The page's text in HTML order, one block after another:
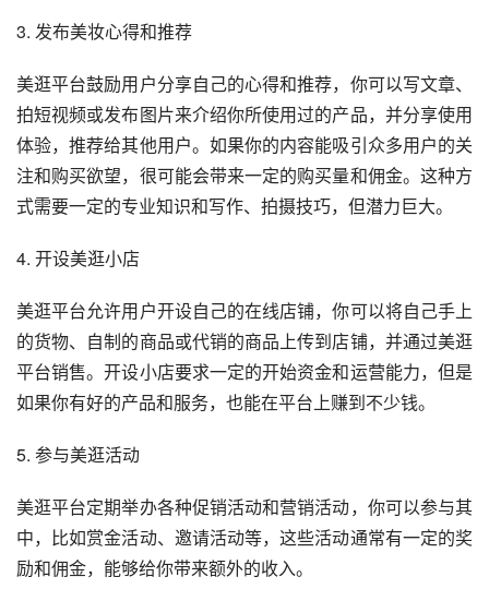
3. 发布美妆心得和推荐
美逛平台鼓励用户分享自己的心得和推荐，你可以写文章、
拍短视频或发布图片来介绍你所使用过的产品，并分享使用
体验，推荐给其他用户。如果你的内容能吸引众多用户的关
注和购买欲望，很可能会带来一定的购买量和佣金。这种方
式需要一定的专业知识和写作、拍摄技巧，但潜力巨大。
4. 开设美逛小店
美逛平台允许用户开设自己的在线店铺，你可以将自己手上
的货物、自制的商品或代销的商品上传到店铺，并通过美逛
平台销售。开设小店要求一定的开始资金和运营能力，但是
如果你有好的产品和服务，也能在平台上赚到不少钱。
5. 参与美逛活动
美逛平台定期举办各种促销活动和营销活动，你可以参与其
中，比如赏金活动、邀请活动等，这些活动通常有一定的奖
励和佣金，能够给你带来额外的收入。